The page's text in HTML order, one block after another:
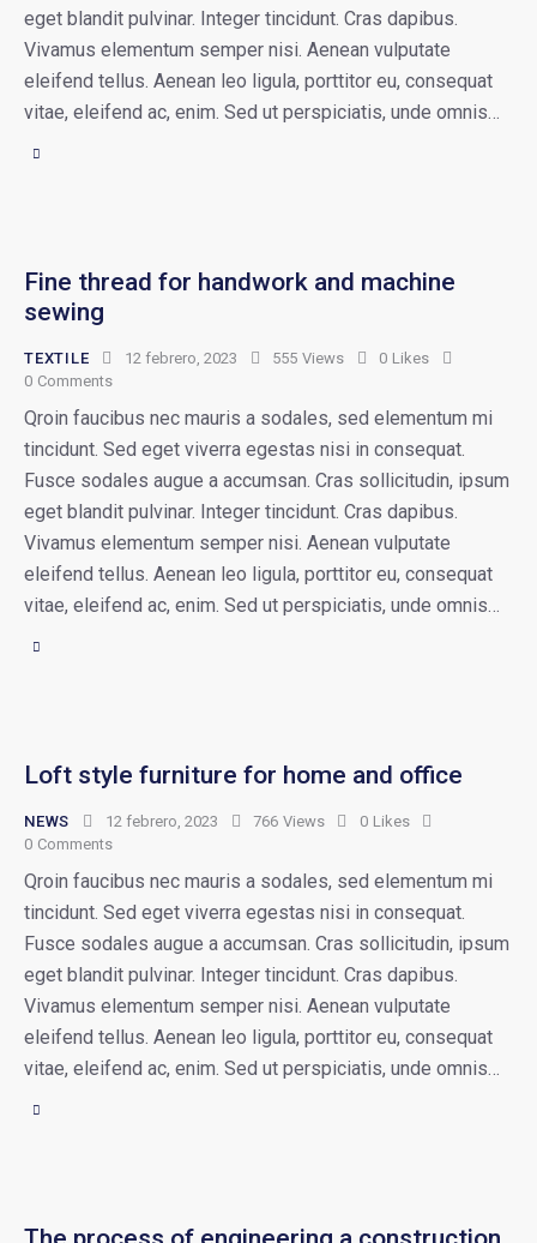
eget blandit pulvinar. Integer tincidunt. Cras dapibus.
Vivamus elementum semper nisi. Aenean vulputate
eleifend tellus. Aenean leo ligula, porttitor eu, consequat
vitae, eleifend ac, enim. Sed ut perspiciatis, unde omnis…
Fine thread for handwork and machine
sewing
TEXTILE 12 febrero, 2023 555 Views 0 Likes
0 Comments
Qroin faucibus nec mauris a sodales, sed elementum mi
tincidunt. Sed eget viverra egestas nisi in consequat.
Fusce sodales augue a accumsan. Cras sollicitudin, ipsum
eget blandit pulvinar. Integer tincidunt. Cras dapibus.
Vivamus elementum semper nisi. Aenean vulputate
eleifend tellus. Aenean leo ligula, porttitor eu, consequat
vitae, eleifend ac, enim. Sed ut perspiciatis, unde omnis…
Loft style furniture for home and office
NEWS 12 febrero, 2023 766 Views 0 Likes
0 Comments
Qroin faucibus nec mauris a sodales, sed elementum mi
tincidunt. Sed eget viverra egestas nisi in consequat.
Fusce sodales augue a accumsan. Cras sollicitudin, ipsum
eget blandit pulvinar. Integer tincidunt. Cras dapibus.
Vivamus elementum semper nisi. Aenean vulputate
eleifend tellus. Aenean leo ligula, porttitor eu, consequat
vitae, eleifend ac, enim. Sed ut perspiciatis, unde omnis…